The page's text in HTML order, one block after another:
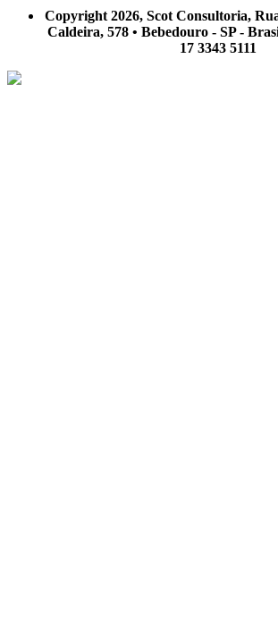
Copyright 2026, Scot Consultoria,
Caldeira, 578 • Bebedouro - SP -
17 3343 5111